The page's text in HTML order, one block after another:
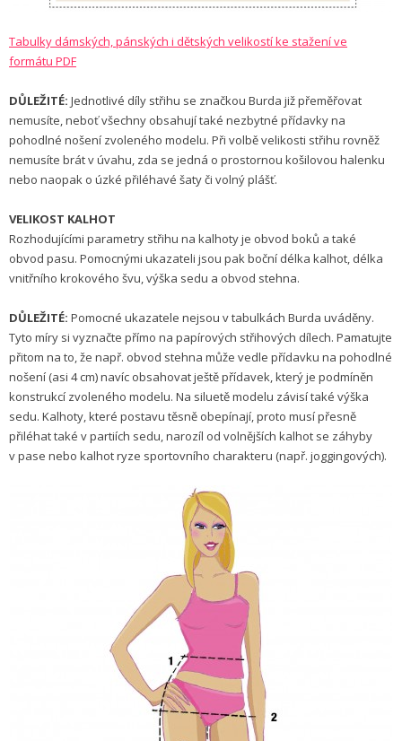
Tabulky dámských, pánských i dětských velikostí ke stažení ve
formátu PDF
DŮLEŽITÉ: Jednotlivé díly střihu se značkou Burda již přeměřovat
nemusíte, neboť všechny obsahují také nezbytné přídavky na
pohodlné nošení zvoleného modelu. Při volbě velikosti střihu rovněž
nemusíte brát v úvahu, zda se jedná o prostornou košilovou halenku
nebo naopak o úzké přiléhavé šaty či volný plášť.
VELIKOST KALHOT
Rozhodujícími parametry střihu na kalhoty je obvod boků a také
obvod pasu. Pomocnými ukazateli jsou pak boční délka kalhot, délka
vnitřního krokového švu, výška sedu a obvod stehna.
DŮLEŽITÉ: Pomocné ukazatele nejsou v tabulkách Burda uváděny.
Tyto míry si vyznačte přímo na papírových střihových dílech. Pamatujte
přitom na to, že např. obvod stehna může vedle přídavku na pohodlné
nošení (asi 4 cm) navíc obsahovat ještě přídavek, který je podmíněn
konstrukcí zvoleného modelu. Na siluetě modelu závisí také výška
sedu. Kalhoty, které postavu těsně obepínají, proto musí přesně
přiléhat také v partiích sedu, narozíl od volnějších kalhot se záhyby
v pase nebo kalhot ryze sportovního charakteru (např. joggingových).